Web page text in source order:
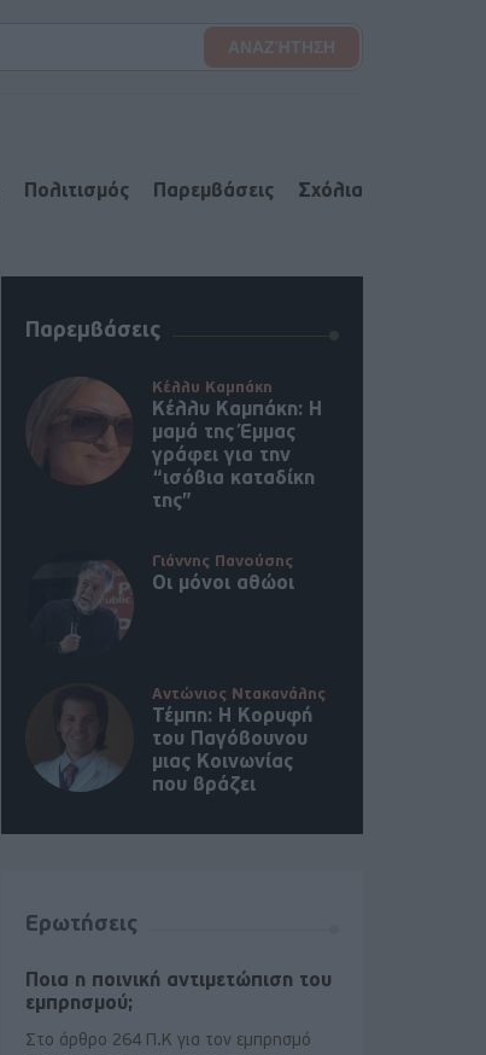
Πολιτισμός Παρεμβάσεις Σχόλια
Παρεμβάσεις
Κέλλυ Καμπάκη
Κέλλυ Καμπάκη: Η
μαμά της Έμμας
γράφει για την
“ισόβια καταδίκη
της”
Γιάννης Πανούσης
Οι μόνοι αθώοι
Αντώνιος Ντακανάλης
Τέμπη: Η Κορυφή
του Παγόβουνου
μιας Κοινωνίας
που βράζει
Ερωτήσεις
Ποια η ποινική αντιμετώπιση του
εμπρησμού;
Στο άρθρο 264 Π.Κ για τον εμπρησμό